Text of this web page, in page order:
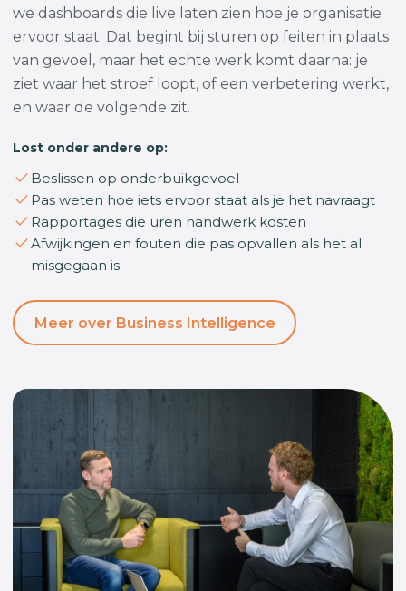
we dashboards die live laten zien hoe je organisatie
ervoor staat. Dat begint bij sturen op feiten in plaats
van gevoel, maar het echte werk komt daarna: je
ziet waar het stroef loopt, of een verbetering werkt,
en waar de volgende zit.
Lost onder andere op:
Beslissen op onderbuikgevoel
Pas weten hoe iets ervoor staat als je het navraagt
Rapportages die uren handwerk kosten
Afwijkingen en fouten die pas opvallen als het al
misgegaan is
Meer over Business Intelligence